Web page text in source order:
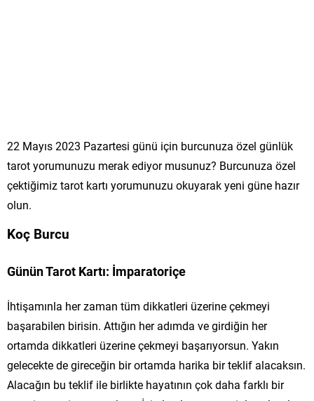
22 Mayıs 2023 Pazartesi günü için burcunuza özel günlük
tarot yorumunuzu merak ediyor musunuz? Burcunuza özel
çektiğimiz tarot kartı yorumunuzu okuyarak yeni güne hazır
olun.
Koç Burcu
Günün Tarot Kartı: İmparatoriçe
İhtişamınla her zaman tüm dikkatleri üzerine çekmeyi
başarabilen birisin. Attığın her adımda ve girdiğin her
ortamda dikkatleri üzerine çekmeyi başarıyorsun. Yakın
gelecekte de gireceğin bir ortamda harika bir teklif alacaksın.
Alacağın bu teklif ile birlikte hayatının çok daha farklı bir